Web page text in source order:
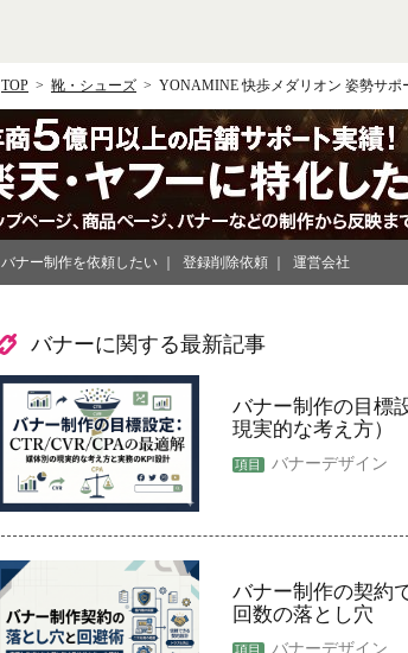
TOP 靴・シューズ YONAMINE 快歩メダリオン 姿勢サポ
バナー制作を依頼したい 登録削除依頼 運営会社
バナーに関する最新記事
バナー制作の目標
現実的な考え方）
バナーデザイン
バナー制作の契約
回数の落とし穴
バナーデザイン